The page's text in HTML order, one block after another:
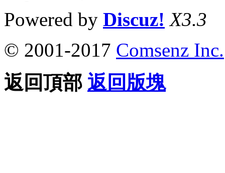
Powered by Discuz! X3.3
© 2001-2017 Comsenz Inc.
返回頂部 返回版塊